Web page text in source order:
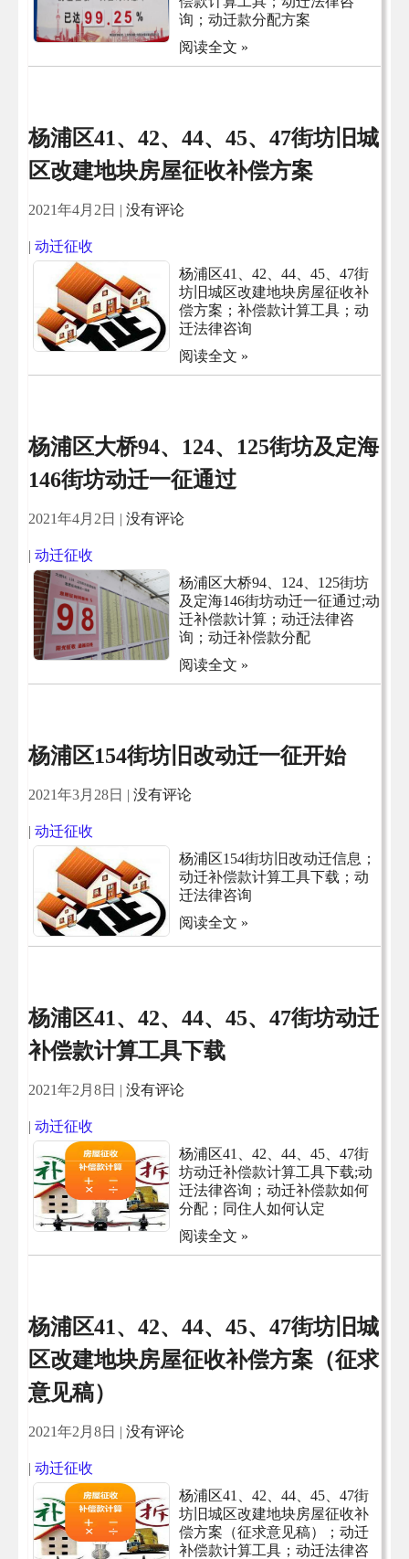
询；动迁款分配方案
阅读全文 »
杨浦区41、42、44、45、47街坊旧城
区改建地块房屋征收补偿方案
2021年4月2日 | 没有评论
| 动迁征收
杨浦区41、42、44、45、47街
坊旧城区改建地块房屋征收补
偿方案；补偿款计算工具；动
迁法律咨询
阅读全文 »
杨浦区大桥94、124、125街坊及定海
146街坊动迁一征通过
2021年4月2日 | 没有评论
| 动迁征收
杨浦区大桥94、124、125街坊
及定海146街坊动迁一征通过;动
迁补偿款计算；动迁法律咨
询；动迁补偿款分配
阅读全文 »
杨浦区154街坊旧改动迁一征开始
2021年3月28日 | 没有评论
| 动迁征收
杨浦区154街坊旧改动迁信息；
动迁补偿款计算工具下载；动
迁法律咨询
阅读全文 »
杨浦区41、42、44、45、47街坊动迁
补偿款计算工具下载
2021年2月8日 | 没有评论
| 动迁征收
杨浦区41、42、44、45、47街
坊动迁补偿款计算工具下载;动
迁法律咨询；动迁补偿款如何
分配；同住人如何认定
阅读全文 »
杨浦区41、42、44、45、47街坊旧城
区改建地块房屋征收补偿方案（征求
意见稿）
2021年2月8日 | 没有评论
| 动迁征收
杨浦区41、42、44、45、47街
坊旧城区改建地块房屋征收补
偿方案（征求意见稿）；动迁
补偿款计算工具；动迁法律咨